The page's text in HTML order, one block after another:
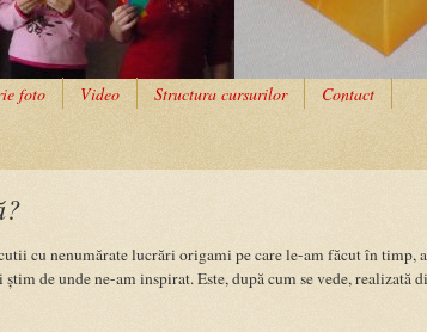
foto Video Structura cursurilor Contact
cu nenumărate lucrări origami pe care le-am făcut în timp,
de unde ne-am inspirat. Este, după cum se vede, realizată